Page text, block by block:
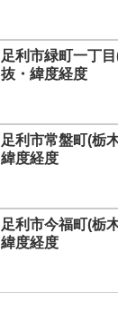
足利市緑町一丁
抜・緯度経度
足利市常盤町(栃
緯度経度
足利市今福町(栃
緯度経度